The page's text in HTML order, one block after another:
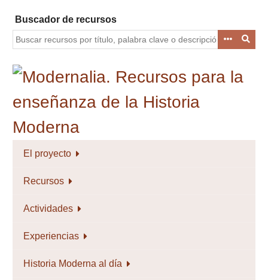
contenido
principal
Buscador de recursos
El proyecto
Recursos
Actividades
Experiencias
Historia Moderna al día